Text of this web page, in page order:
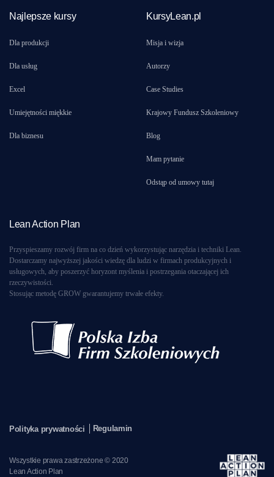
Najlepsze kursy
Dla produkcji
Dla usług
Excel
Umiejętności miękkie
Dla biznesu
KursyLean.pl
Misja i wizja
Autorzy
Case Studies
Krajowy Fundusz Szkoleniowy
Blog
Mam pytanie
Odstąp od umowy tutaj
Lean Action Plan
Przyspieszamy rozwój firm na co dzień wykorzystując narzędzia i techniki Lean.
Dostarczamy najwyższej jakości wiedzę dla ludzi w firmach produkcyjnych i
usługowych, aby poszerzyć horyzont myślenia i postrzegania otaczającej ich
rzeczywistości.
Stosując metodę GROW gwarantujemy trwałe efekty.
Wszystkie prawa zastrzeżone © 2020
Lean Action Plan
Polityka prywatności Regulamin